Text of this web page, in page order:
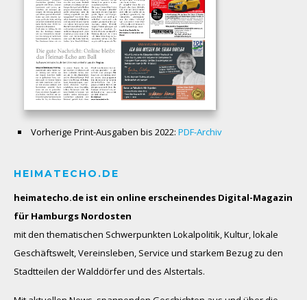
Vorherige Print-Ausgaben bis 2022: PDF-Archiv
HEIMATECHO.DE
heimatecho.de ist ein online erscheinendes Digital-Magazin
für Hamburgs Nordosten
mit den thematischen Schwerpunkten Lokalpolitik, Kultur, lokale
Geschäftswelt, Vereinsleben, Service und starkem Bezug zu den
Stadtteilen der Walddörfer und des Alstertals.